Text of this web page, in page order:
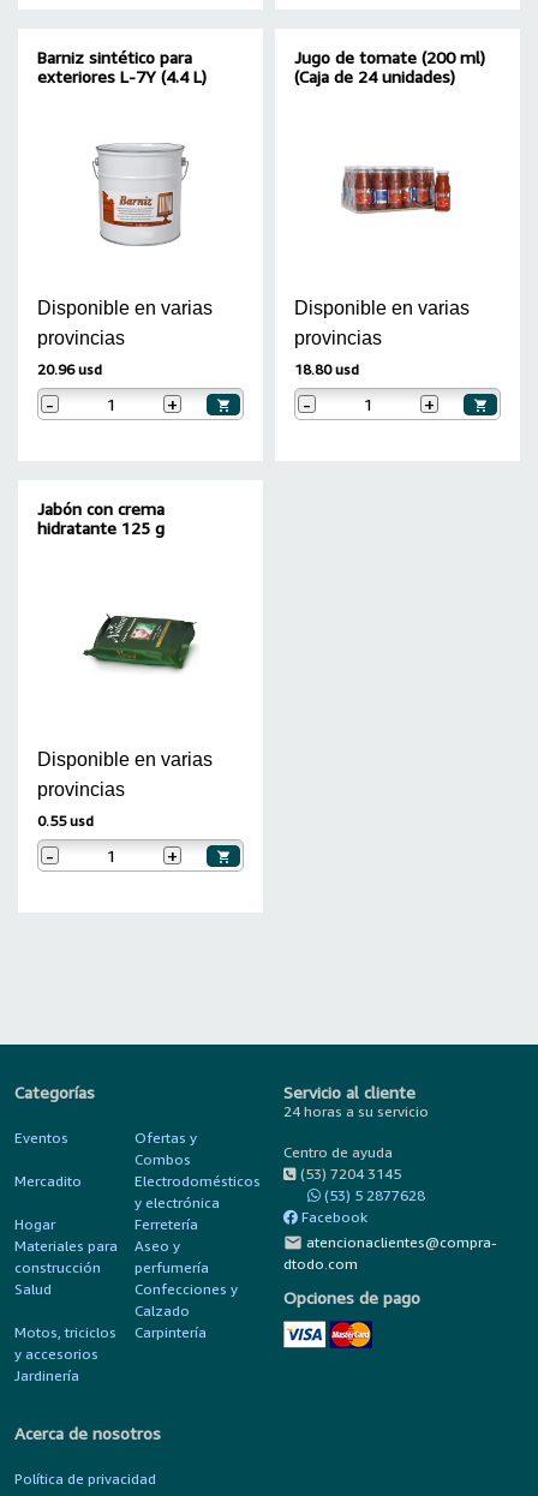
Barniz sintético para
exteriores L-7Y (4.4 L)
Disponible en varias
provincias
20.96 usd
- +
Jugo de tomate (200 ml)
(Caja de 24 unidades)
Disponible en varias
provincias
18.80 usd
- +
Jabón con crema
hidratante 125 g
Disponible en varias
provincias
0.55 usd
- +
Categorías
Eventos
Ofertas y
Combos
Mercadito
Electrodomésticos
y electrónica
Hogar
Ferretería
Materiales para
construcción
Aseo y
perfumería
Salud
Confecciones y
Calzado
Motos, triciclos
y accesorios
Carpintería
Jardinería
Servicio al cliente
24 horas a su servicio
Centro de ayuda
(53) 7204 3145
(53) 5 2877628
Facebook
mail atencionaclientes@compra-
dtodo.com
Opciones de pago
Acerca de nosotros
Política de privacidad